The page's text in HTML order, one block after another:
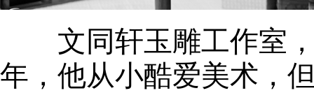
文同轩玉雕工作室，
年，他从小酷爱美术，